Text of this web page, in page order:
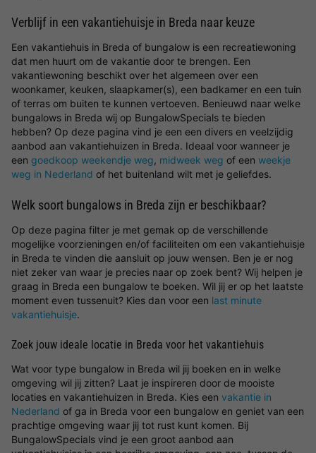
Verblijf in een vakantiehuisje in Breda naar keuze
Een vakantiehuis in Breda of bungalow is een recreatiewoning
dat men huurt om de vakantie door te brengen. Een
vakantiewoning beschikt over het algemeen over een
woonkamer, keuken, slaapkamer(s), een badkamer en een tuin
of terras om buiten te kunnen vertoeven. Benieuwd naar welke
bungalows in Breda wij op BungalowSpecials te bieden
hebben? Op deze pagina vind je een een divers en veelzijdig
aanbod aan vakantiehuizen in Breda. Ideaal voor wanneer je
een goedkoop weekendje weg, midweek weg of een weekje
weg in Nederland of het buitenland wilt met je geliefdes.
Welk soort bungalows in Breda zijn er beschikbaar?
Op deze pagina filter je met gemak op de verschillende
mogelijke voorzieningen en/of faciliteiten om een vakantiehuisje
in Breda te vinden die aansluit op jouw wensen. Ben je er nog
niet zeker van waar je precies naar op zoek bent? Wij helpen je
graag in Breda een bungalow te boeken. Wil jij er op het laatste
moment even tussenuit? Kies dan voor een last minute
vakantiehuisje.
Zoek jouw ideale locatie in Breda voor het vakantiehuis
Wat voor type bungalow in Breda wil jij boeken en in welke
omgeving wil jij zitten? Laat je inspireren door de mooiste
locaties en vakantiehuizen in Breda. Kies een vakantie in
Nederland of ga in Breda voor een bungalow en geniet van een
prachtige omgeving waar jij tot rust kunt komen. Bij
BungalowSpecials vind je een groot aanbod aan